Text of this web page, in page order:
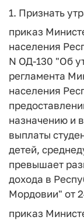
1. Признать
приказ
населения
N ОД-130 "Об
регламента
населения
назначению и
выплаты
детей,
превышает
дохода в
Мордовии" от
приказ